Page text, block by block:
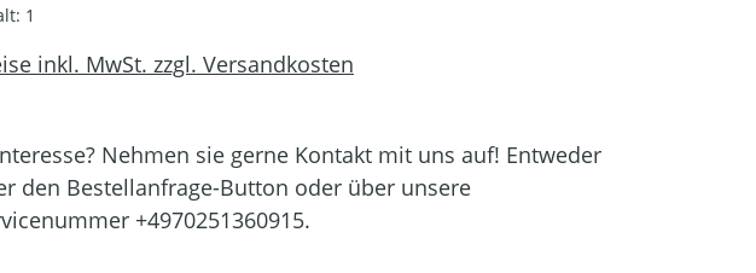
1
inkl. MwSt. zzgl. Versandkosten
Nehmen sie gerne Kontakt mit uns auf! Entweder
den Bestellanfrage-Button oder über unsere
+4970251360915.